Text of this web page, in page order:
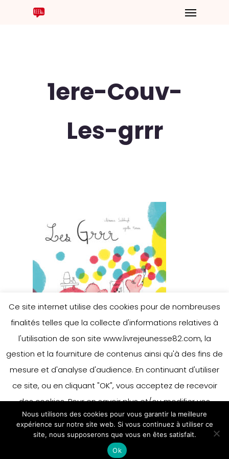
1ere-Couv-
Les-grrr
Ce site internet utilise des cookies pour de nombreuses
finalités telles que la collecte d'informations relatives à
l'utilisation de son site www.livrejeunesse82.com, la
gestion et la fourniture de contenus ainsi qu'à des fins de
mesure et d'analyse d'audience. En continuant d'utiliser
ce site, ou en cliquant "OK", vous acceptez de recevoir
des cookies. Pour en savoir plus et/ou modifier vos
préférences en matière de cookies, merci de vous référer
à notre politique sur les cookies.
Accepter
En savoir plus
Nous utilisons des cookies pour vous garantir la meilleure
expérience sur notre site web. Si vous continuez à utiliser ce
site, nous supposerons que vous en êtes satisfait.
Ok